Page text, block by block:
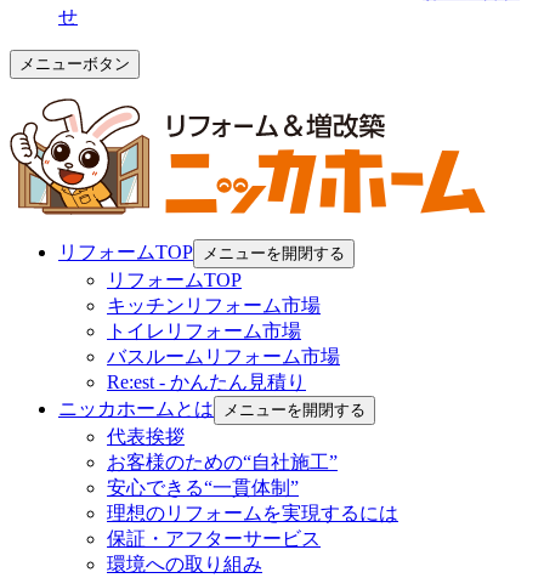
せ
メニューボタン
リフォームTOP メニューを開閉する
リフォームTOP
キッチンリフォーム市場
トイレリフォーム市場
バスルームリフォーム市場
Re:est - かんたん見積り
ニッカホームとは
メニューを開閉する
代表挨拶
お客様のための“自社施工”
安心できる“一貫体制”
理想のリフォームを実現するには
保証・アフターサービス
環境への取り組み